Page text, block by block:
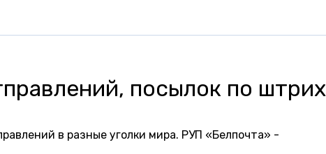
посылок по штрих
в разные уголки мира. РУП «Белпочта» -